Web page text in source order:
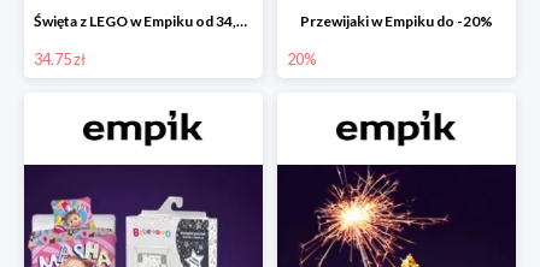
Święta z LEGO w Empiku od 34,75 zł
34.75 zł
Przewijaki w Empiku do -20%
20%